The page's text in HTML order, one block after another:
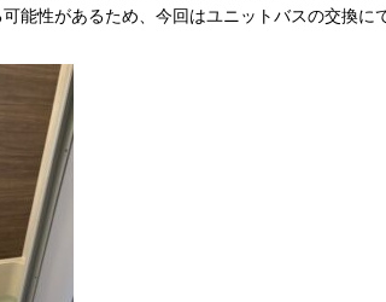
能性があるため、今回はユニットバスの交換に